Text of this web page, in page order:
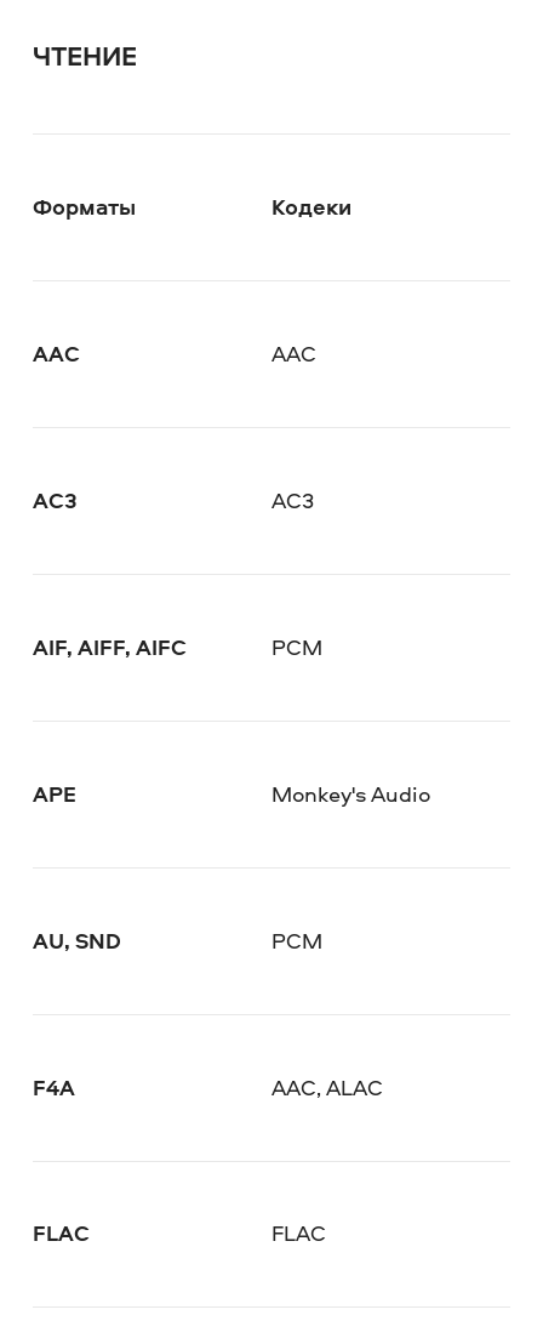
ЧТЕНИЕ
Форматы Кодеки
AAC AAC
AC3 AC3
AIF, AIFF, AIFC PCM
APE Monkey's Audio
AU, SND PCM
F4A AAC, ALAC
FLAC FLAC